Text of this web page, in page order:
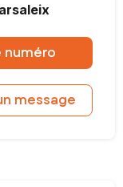
numéro
message